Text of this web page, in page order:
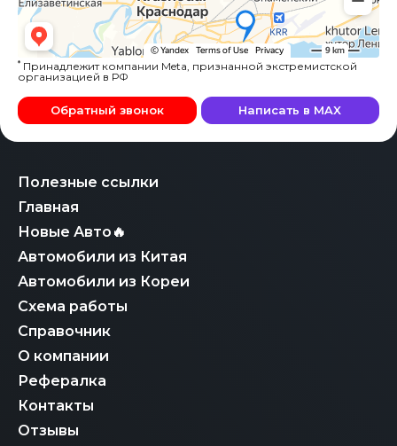
Полезные ссылки
Главная
Новые Авто🔥
Автомобили из Китая
Автомобили из Кореи
Схема работы
Справочник
О компании
Рефералка
Контакты
Отзывы
* Принадлежит компании Meta, признанной экстремистской
организацией в РФ
Обратный звонок Написать в MAX